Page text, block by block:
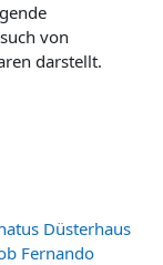
von
darstellt.
Düsterhaus
Fernando